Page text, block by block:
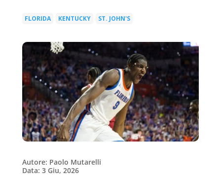
FLORIDA KENTUCKY ST. JOHN'S
Autore: Paolo Mutarelli
Data: 3 Giu, 2026